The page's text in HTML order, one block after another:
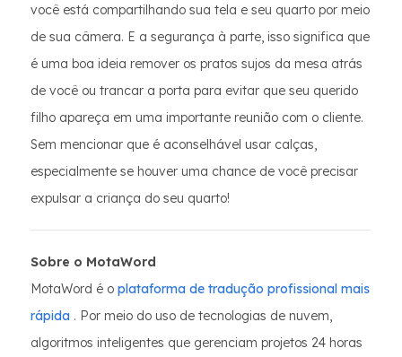
você está compartilhando sua tela e seu quarto por meio
de sua câmera. E a segurança à parte, isso significa que
é uma boa ideia remover os pratos sujos da mesa atrás
de você ou trancar a porta para evitar que seu querido
filho apareça em uma importante reunião com o cliente.
Sem mencionar que é aconselhável usar calças,
especialmente se houver uma chance de você precisar
expulsar a criança do seu quarto!
Sobre o MotaWord
MotaWord é o plataforma de tradução profissional mais
rápida . Por meio do uso de tecnologias de nuvem,
algoritmos inteligentes que gerenciam projetos 24 horas